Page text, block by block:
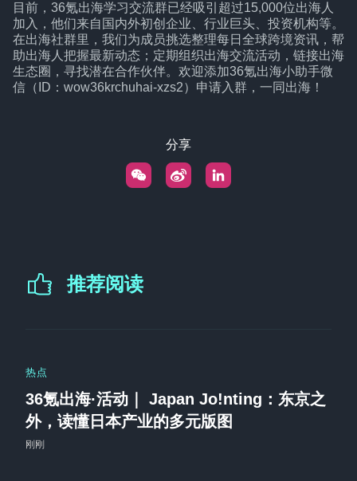
目前，36氪出海学习交流群已经吸引超过15,000位出海人
加入，他们来自国内外初创企业、行业巨头、投资机构等。
在出海社群里，我们为成员挑选整理每日全球跨境资讯，帮
助出海人把握最新动态；定期组织出海交流活动，链接出海
生态圈，寻找潜在合作伙伴。欢迎添加36氪出海小助手微
信（ID：wow36krchuhai-xzs2）申请入群，一同出海！
分享
推荐阅读
热点
36氪出海·活动｜ Japan Jo!nting：东京之
外，读懂日本产业的多元版图
刚刚